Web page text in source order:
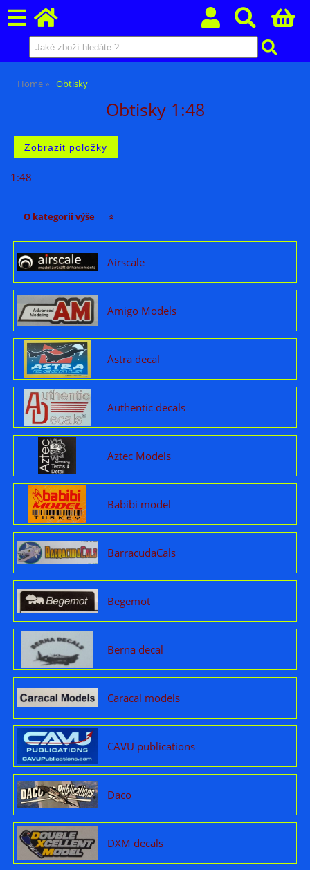
Home Obtisky
Obtisky 1:48
1:48
O kategorii výše
Airscale
Amigo Models
Astra decal
Authentic decals
Aztec Models
Babibi model
BarracudaCals
Begemot
Berna decal
Caracal models
CAVU publications
Daco
DXM decals